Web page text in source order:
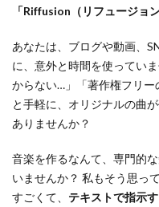
「Riffusion（リフュージョン
あなたは、ブログや動画、
に、意外と時間を使ってい
からない…」「著作権フリー
と手軽に、オリジナルの曲
ありませんか？
音楽を作るなんて、専門的
いませんか？ 私もそう思っ
すごくて、 テキストで指示